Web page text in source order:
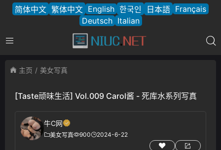
简体中文 繁体中文 English 한국인 日本語 Français
Deutsch Italian
主页 美女写真
[Taste顽味生活] Vol.009 Carol酱 - 死库水系列写真
牛C网
美女写真 900 2024-6-22